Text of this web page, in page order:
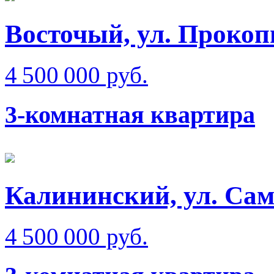
Восточый, ул.
4 500 000 руб.
3-комнатная квартира
Калининский, ул.
4 500 000 руб.